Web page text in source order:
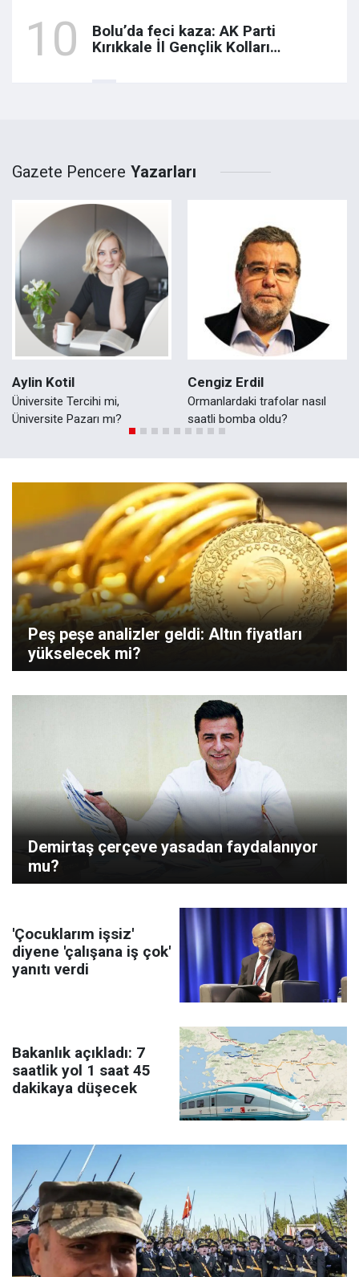
Bolu’da feci kaza: AK Parti
Kırıkkale İl Gençlik Kolları
Gazete Pencere Yazarları
Aylin Kotil
Üniversite Tercihi mi,
Üniversite Pazarı mı?
Cengiz Erdil
Ormanlardaki trafolar nasıl
saatli bomba oldu?
Peş peşe analizler geldi: Altın fiyatları
yükselecek mi?
Demirtaş çerçeve yasadan faydalanıyor
mu?
'Çocuklarım işsiz'
diyene 'çalışana iş çok'
yanıtı verdi
Bakanlık açıkladı: 7
saatlik yol 1 saat 45
dakikaya düşecek